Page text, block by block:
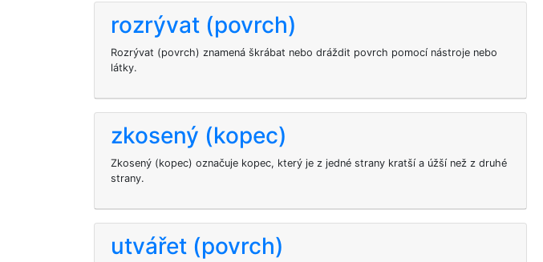
rozrývat (povrch)
Rozrývat (povrch) znamená škrábat nebo dráždit povrch pomocí nástroje nebo
látky.
zkosený (kopec)
Zkosený (kopec) označuje kopec, který je z jedné strany kratší a úžší než z druhé
strany.
utvářet (povrch)